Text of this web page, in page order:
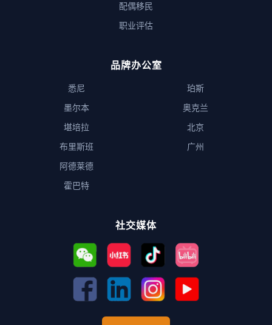
配偶移民
职业评估
品牌办公室
悉尼
墨尔本
堪培拉
布里斯班
阿德莱德
霍巴特
珀斯
奥克兰
北京
广州
社交媒体